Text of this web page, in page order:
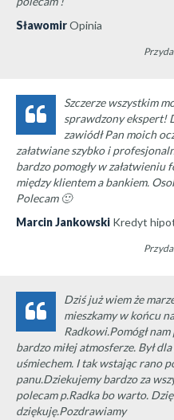
SławomirOpinia
Szczerze wszystkim
sprawdzony ekspert!
zawiódł Pan moich
załatwiane szybko i
bardzo pomogły w załatwieniu
między klientem a bankiem.
Polecam 🙂
Marcin Jankowski Kredyt
Dziś już wiem że
mieszkamy w końcu
Radkowi.Pomógł
bardzo miłej atmosferze. Był
uśmiechem. I tak wstając rano
panu.Dziekujemy bardzo za
polecam p.Radka bo warto.
dziękuję.Pozdrawiamy